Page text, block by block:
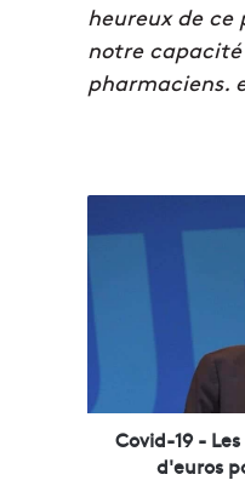
heureux de ce
notre capacité
pharmaciens.
o
-
Covid-19 -
d'euros